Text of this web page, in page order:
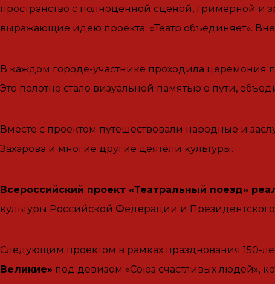
пространство с полноценной сценой, гримерной и
выражающие идею проекта: «Театр объединяет».
В каждом городе-участнике проходила церемония
Это полотно стало визуальной памятью о пути,
Вместе с проектом путешествовали народные и
Захарова и многие другие деятели культуры.
Всероссийский проект «Театральный поезд»
культуры Российской Федерации и
Следующим проектом в рамках празднования 150-
Великие» под девизом «Союз счастливых людей»,